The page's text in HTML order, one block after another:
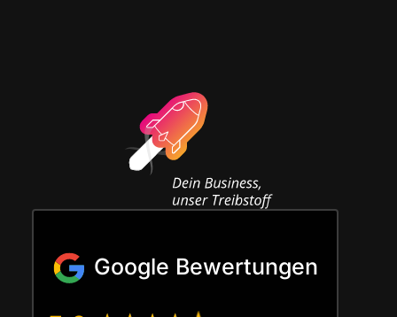
Google Bewertungen